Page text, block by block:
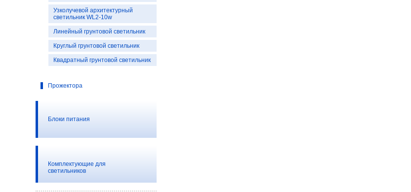
Узколучевой архитектурный
светильник WL2-10w
Линейный грунтовой светильник
Круглый грунтовой светильник
Квадратный грунтовой светильник
Прожектора
Блоки питания
Комплектующие для
светильников